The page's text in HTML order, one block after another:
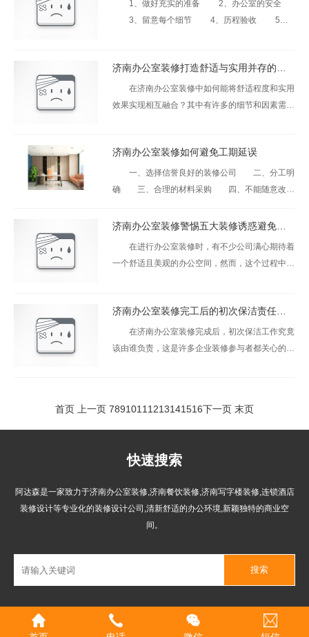
1、做好充实的准备 2、办公室的安全
3、留意每个细节 4、历程验收 5、
在济南办公室装修中如何能将舒适程度和实用
效果实现相互融合？其中有许多的细节和因素需要
济南办公室装修如何避免工期延误
一、选择信誉良好的装修公司 二、分工明
确 三、合理的材料采购 四、不能随意改动
需要从多个方面入手。选择信誉良好的
济南办公室装修警惕五大装修诱惑避免上当受骗
在进行办公室装修时，有不少公司满心期待着
一个舒适且美观的办公空间，然而，这个过程中却
济南办公室装修完工后的初次保洁责任之选
在济南办公室装修完成后，初次保洁工作究竟
该由谁负责，这是许多企业装修参与者都关心的问
首页 上一页 78910111213141516下一页 末页
快速搜索
阿达森是一家致力于济南办公室装修,济南餐饮装修,济南写字楼装修,连锁酒店
装修设计等专业化的装修设计公司,清新舒适的办公环境,新颖独特的商业空
间。